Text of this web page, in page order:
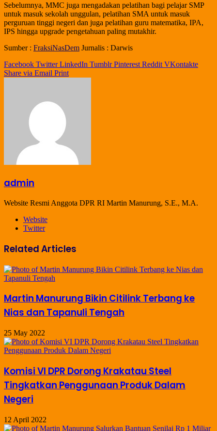
Sebelumnya, MMC juga mengadakan pelatihan bagi pelajar SMP
untuk masuk sekolah unggulan, pelatihan SMA untuk masuk
perguruan tinggi negeri dan juga pelatihan guru matematika, IPA,
IPS hingga upgrade pengetahuan paling mutakhir.
Sumber : FraksiNasDem Jurnalis : Darwis
Facebook Twitter LinkedIn Tumblr Pinterest Reddit VKontakte
Share via Email Print
admin
Website Resmi Anggota DPR RI Martin Manurung, S.E., M.A.
Website
Twitter
Related Articles
Martin Manurung Bikin Citilink Terbang ke
Nias dan Tapanuli Tengah
25 May 2022
Komisi VI DPR Dorong Krakatau Steel
Tingkatkan Penggunaan Produk Dalam
Negeri
12 April 2022